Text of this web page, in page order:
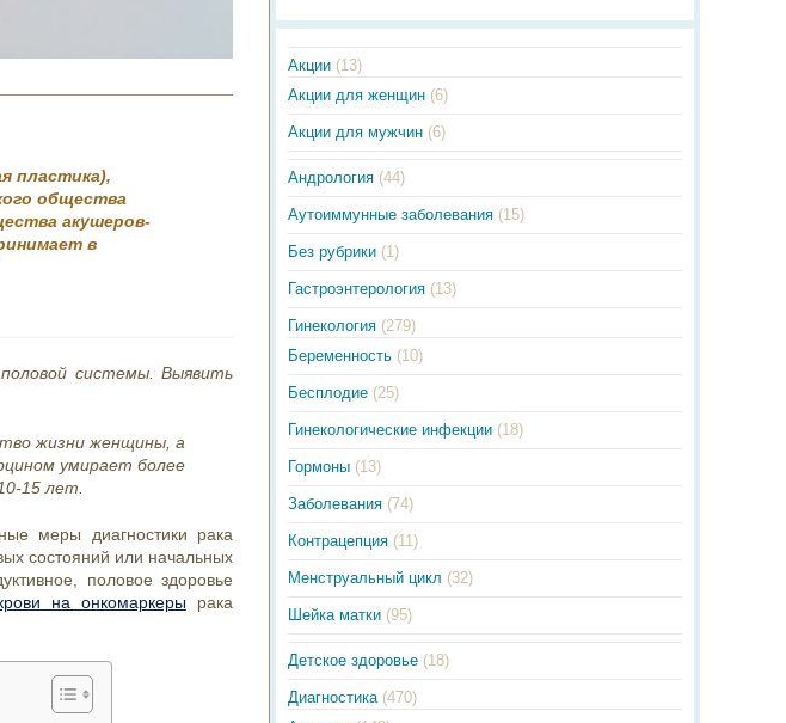
пластика),
общества
акушеров-
в
системы. Выявить
жизни женщины, а
умирает более
15 лет.
меры диагностики рака
состояний или начальных
половое здоровье
на онкомаркерырака
Акции (13)
Акции для женщин (6)
Акции для мужчин (6)
Андрология (44)
Аутоиммунные заболевания (15)
Без рубрики (1)
Гастроэнтерология (13)
Гинекология (279)
Беременность (10)
Бесплодие (25)
Гинекологические инфекции (18)
Гормоны (13)
Заболевания (74)
Контрацепция (11)
Менструальный цикл (32)
Шейка матки (95)
Детское здоровье (18)
Диагностика (470)